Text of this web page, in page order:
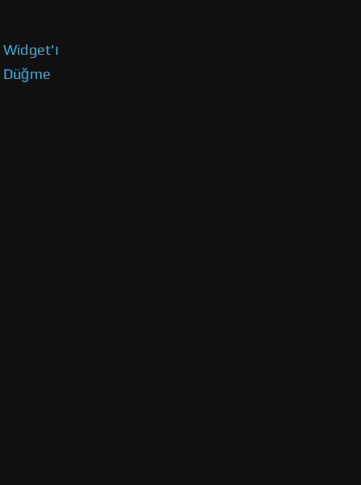
Widget'ı
Düğme